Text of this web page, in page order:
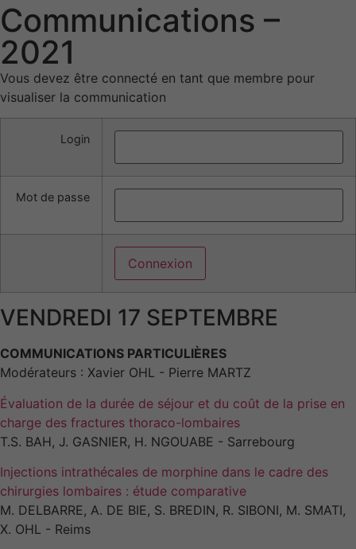
Communications –
2021
Vous devez être connecté en tant que membre pour
visualiser la communication
Login
Mot de passe
VENDREDI 17 SEPTEMBRE
COMMUNICATIONS PARTICULIÈRES
Modérateurs : Xavier OHL - Pierre MARTZ
Évaluation de la durée de séjour et du coût de la prise en
charge des fractures thoraco-lombaires
T.S. BAH, J. GASNIER, H. NGOUABE - Sarrebourg
Injections intrathécales de morphine dans le cadre des
chirurgies lombaires : étude comparative
M. DELBARRE, A. DE BIE, S. BREDIN, R. SIBONI, M. SMATI,
X. OHL - Reims